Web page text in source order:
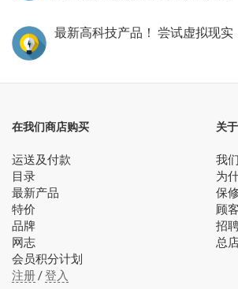
最新高科技产品！ 尝试虚拟现
在我们商店购买
运送及付款
目录
最新产品
特价
品牌
网志
会员积分计划
注册/登入
关
我
为
保
顾
招
总